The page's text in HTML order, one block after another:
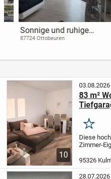
Sonnige und ruhige
Dachgeschoss-Wohnung in
87724 Ottobeuren
10
03.08.2026
83 m²
Merken
Diese
Zimmer-
Wohnen
95326
28.07.2026